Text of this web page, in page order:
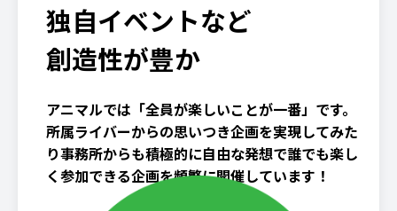
独自イベントなど
創造性が豊か
アニマルでは「全員が楽しいことが一番」です。
所属ライバーからの思いつき企画を実現してみた
り事務所からも積極的に自由な発想で誰でも楽し
く参加できる企画を頻繁に開催しています！